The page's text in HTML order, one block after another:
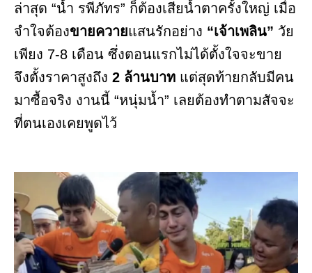
ล่าสุด “น้ำ รพีภัทร” ก็ต้องเสียน้ำตาครั้งใหญ่ เมื่อ
จำใจต้องขายควายแสนรักอย่าง “เจ้าเพลิน” วัย
เพียง 7-8 เดือน ซึ่งตอนแรกไม่ได้ตั้งใจจะขาย
จึงตั้งราคาสูงถึง 2 ล้านบาท แต่สุดท้ายกลับมีคน
มาซื้อจริง งานนี้ “หนุ่มน้ำ” เลยต้องทำตามสัจจะ
ที่ตนเองเคยพูดไว้